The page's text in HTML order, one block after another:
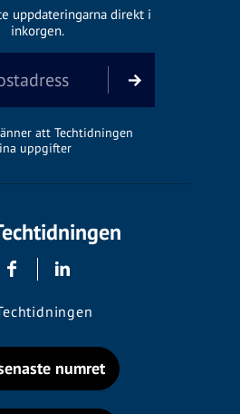
uppdateringarna direkt i
inkorgen.
att Techtidningen
uppgifter
numret